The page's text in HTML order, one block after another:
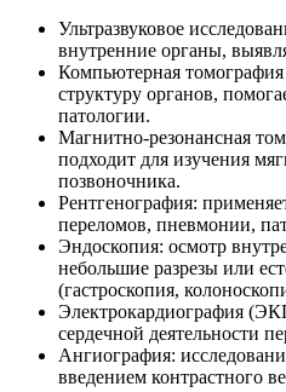
Ультразвуковое
внутренние органы,
Компьютерная
структуру органов,
патологии.
Магнитно-резонансная
подходит для изучения
позвоночника.
Рентгенография:
переломов, пневмонии,
Эндоскопия: осмотр
небольшие разрезы или
(гастроскопия,
Электрокардиография
сердечной деятельности
Ангиография:
введением контрастного